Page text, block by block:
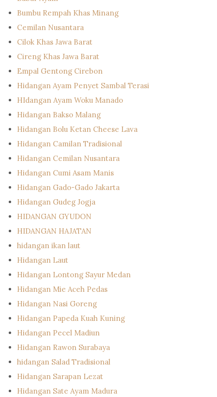
Bumbu Rempah Khas Minang
Cemilan Nusantara
Cilok Khas Jawa Barat
Cireng Khas Jawa Barat
Empal Gentong Cirebon
Hidangan Ayam Penyet Sambal Terasi
HIdangan Ayam Woku Manado
Hidangan Bakso Malang
Hidangan Bolu Ketan Cheese Lava
Hidangan Camilan Tradisional
Hidangan Cemilan Nusantara
Hidangan Cumi Asam Manis
Hidangan Gado-Gado Jakarta
Hidangan Gudeg Jogja
HIDANGAN GYUDON
HIDANGAN HAJATAN
hidangan ikan laut
Hidangan Laut
Hidangan Lontong Sayur Medan
Hidangan Mie Aceh Pedas
Hidangan Nasi Goreng
Hidangan Papeda Kuah Kuning
Hidangan Pecel Madiun
Hidangan Rawon Surabaya
hidangan Salad Tradisional
Hidangan Sarapan Lezat
Hidangan Sate Ayam Madura